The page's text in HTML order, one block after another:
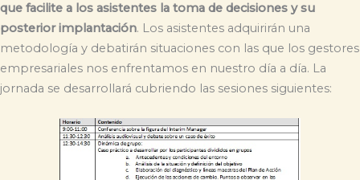
que facilite a los asistentes la toma de decisiones y su
posterior implantación. Los asistentes adquirirán una
metodología y debatirán situaciones con las que los gestores
empresariales nos enfrentamos en nuestro día a día. La
jornada se desarrollará cubriendo las sesiones siguientes: